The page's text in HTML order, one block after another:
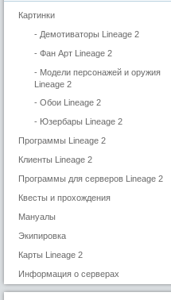
Картинки
- Демотиваторы Lineage 2
- Фан Арт Lineage 2
- Модели персонажей и оружия
Lineage 2
- Обои Lineage 2
- Юзербары Lineage 2
Программы Lineage 2
Клиенты Lineage 2
Программы для серверов Lineage 2
Квесты и прохождения
Мануалы
Экипировка
Карты Lineage 2
Информация о серверах